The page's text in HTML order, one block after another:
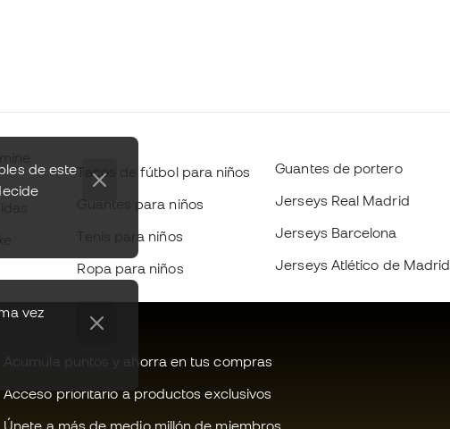
de este
vez
Tacos de fútbol para niños
Guantes para niños
Tenis para niños
Ropa para niños
Guantes de portero
Jerseys Real Madrid
Jerseys Barcelona
Jerseys Atlético de Madrid
Acumula puntos y ahorra en tus compras
Acceso prioritario a productos exclusivos
Únete a más de medio millón de miembros